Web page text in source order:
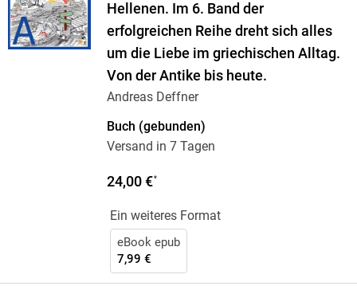
Hellenen. Im 6. Band der
erfolgreichen Reihe dreht sich alles
um die Liebe im griechischen Alltag.
Von der Antike bis heute.
Andreas Deffner
Buch (gebunden)
Versand in 7 Tagen
24,00 €*
Ein weiteres Format
eBook epub
7,99 €